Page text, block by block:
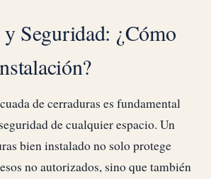
Seguridad: ¿Cómo
de cerraduras es fundamental
de cualquier espacio. Un
bien instalado no solo protege
no autorizados, sino que también